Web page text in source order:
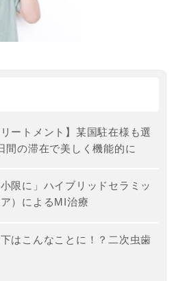
リートメント】某国駐在様も選
間の滞在で美しく機能的に
小限に」ハイブリッドセラミッ
）によるMI治療
はこんなことに！？二次虫歯